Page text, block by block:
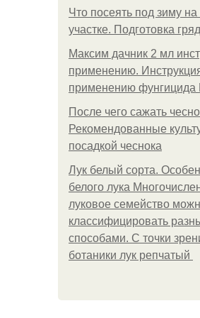
Что посеять под зиму
участке. Подготовка
Максим дачник 2 мл
применению.
применению фунгицида
После чего сажать
Рекомендованные
посадкой чеснока
Лук белый сорта.
белого лука
луковое семейство
классифицировать
способами. С точки
ботаники лук репчатый